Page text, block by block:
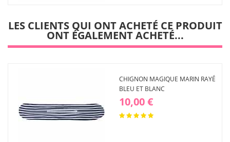
d'envies
LES CLIENTS QUI ONT ACHETÉ CE PRODUIT
ONT ÉGALEMENT ACHETÉ...
CHIGNON MAGIQUE MARIN RAYÉ
BLEU ET BLANC
10,00 €